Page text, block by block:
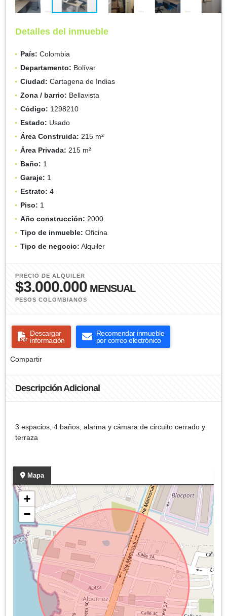
Detalles del inmueble
País: Colombia
Departamento: Bolívar
Ciudad: Cartagena de Indias
Zona / barrio: Bellavista
Código: 1298210
Estado: Usado
Área Construida: 215 m²
Área Privada: 215 m²
Baño: 1
Garaje: 1
Estrato: 4
Piso: 1
Año construcción: 2000
Tipo de inmueble: Oficina
Tipo de negocio: Alquiler
PRECIO DE ALQUILER
$3.000.000 MENSUAL
PESOS COLOMBIANOS
Descargar
información
Recomendar inmueble
por correo electrónico
Compartir
Descripción Adicional
3 espacios, 4 baños, alarma y cámara de circuito cerrado y
terraza
Mapa
+
−